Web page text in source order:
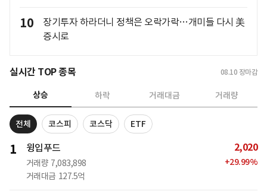
10
장기투자 하라더니 정책은 오락가락…개미들 다시 美
증시로
실시간 TOP 종목 08.10 장마감
상승 하락 거래대금 거래량
전체 코스피 코스닥 ETF
1 윙입푸드
거래량 7,083,898
거래대금 127.5억
2,020
+29.99%